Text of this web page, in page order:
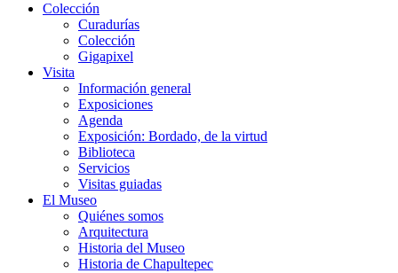
Colección
Curadurías
Colección
Gigapixel
Visita
Información general
Exposiciones
Agenda
Exposición: Bordado, de la virtud
Biblioteca
Servicios
Visitas guiadas
El Museo
Quiénes somos
Arquitectura
Historia del Museo
Historia de Chapultepec